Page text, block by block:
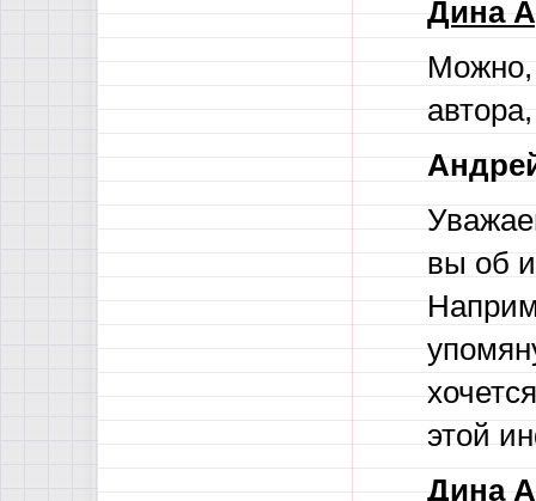
Дина
Можно,
вы об
этой
Дина